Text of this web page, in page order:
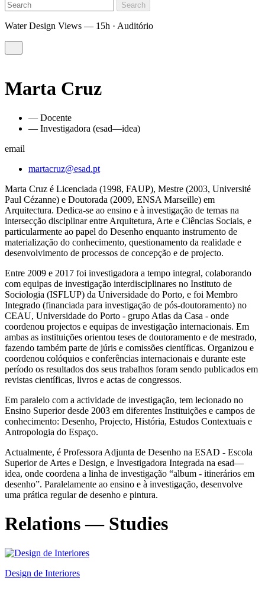
Search
Water Design Views — 15h · Auditório
Marta Cruz
— Docente
— Investigadora (esad—idea)
email
martacruz@esad.pt
Marta Cruz é Licenciada (1998, FAUP), Mestre (2003, Université
Paul Cézanne) e Doutorada (2009, ENSA Marseille) em
Arquitectura. Dedica-se ao ensino e à investigação de temas na
intersecção disciplinar entre Arquitetura, Arte e Ciências Sociais, e
particularmente ao papel do Desenho enquanto instrumento de
materialização do conhecimento, questionamento da realidade e
desenvolvimento de processos de concepção e de projecto.
Entre 2009 e 2017 foi investigadora a tempo integral, colaborando
com equipas de investigação interdisciplinares no Instituto de
Sociologia (ISFLUP) da Universidade do Porto, e foi Membro
Integrado (financiada para investigação de pós-doutoramento) no
CEAU, Universidade do Porto - grupo Atlas da Casa - onde
coordenou projectos e equipas de investigação internacionais. Em
ambas as instituições orientou teses de doutoramento e de mestrado,
fazendo também parte de júris e comissões científicas. Organizou e
coordenou colóquios e conferências internacionais e durante este
período os resultados dos seus trabalhos foram sendo publicados em
revistas científicas, livros e actas de congressos.
Em paralelo com a actividade de investigação, tem lecionado no
Ensino Superior desde 2003 em diferentes Instituições e campos de
conhecimento: Desenho, Projecto, História, Estudos Contextuais e
Antropologia do Espaço.
Actualmente, é Professora Adjunta de Desenho na ESAD - Escola
Superior de Artes e Design, e Investigadora Integrada na esad—
idea, onde coordena a linha de investigação “album - itinerários em
desenho”. Paralelamente ao ensino e à investigação, desenvolve
uma prática regular de desenho e pintura.
Relations — Studies
Design de Interiores